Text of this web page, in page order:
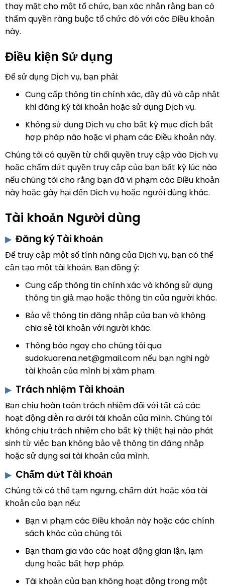
thay mặt cho một tổ chức, bạn xác nhận rằng bạn có
thẩm quyền ràng buộc tổ chức đó với các Điều khoản
này.
Điều kiện Sử dụng
Để sử dụng Dịch vụ, bạn phải:
Cung cấp thông tin chính xác, đầy đủ và cập nhật
khi đăng ký tài khoản hoặc sử dụng Dịch vụ.
Không sử dụng Dịch vụ cho bất kỳ mục đích bất
hợp pháp nào hoặc vi phạm các Điều khoản này.
Chúng tôi có quyền từ chối quyền truy cập vào Dịch vụ
hoặc chấm dứt quyền truy cập của bạn bất kỳ lúc nào
nếu chúng tôi cho rằng bạn đã vi phạm các Điều khoản
này hoặc gây hại đến Dịch vụ hoặc người dùng khác.
Tài khoản Người dùng
Đăng ký Tài khoản
Để truy cập một số tính năng của Dịch vụ, bạn có thể
cần tạo một tài khoản. Bạn đồng ý:
Cung cấp thông tin chính xác và không sử dụng
thông tin giả mạo hoặc thông tin của người khác.
Bảo vệ thông tin đăng nhập của bạn và không
chia sẻ tài khoản với người khác.
Thông báo ngay cho chúng tôi qua
sudokuarena.net@gmail.com nếu bạn nghi ngờ
tài khoản của mình bị xâm phạm.
Trách nhiệm Tài khoản
Bạn chịu hoàn toàn trách nhiệm đối với tất cả các
hoạt động diễn ra dưới tài khoản của mình. Chúng tôi
không chịu trách nhiệm cho bất kỳ thiệt hại nào phát
sinh từ việc bạn không bảo vệ thông tin đăng nhập
hoặc sử dụng sai tài khoản của mình.
Chấm dứt Tài khoản
Chúng tôi có thể tạm ngưng, chấm dứt hoặc xóa tài
khoản của bạn nếu:
Bạn vi phạm các Điều khoản này hoặc các chính
sách khác của chúng tôi.
Bạn tham gia vào các hoạt động gian lận, lạm
dụng hoặc bất hợp pháp.
Tài khoản của bạn không hoạt động trong một